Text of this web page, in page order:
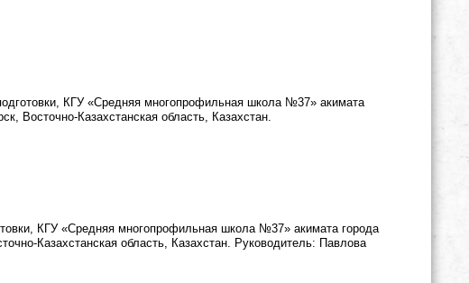
КГУ «Средняя многопрофильная школа №37» акимата
Восточно-Казахстанская область, Казахстан.
КГУ «Средняя многопрофильная школа №37» акимата города
Казахстанская область, Казахстан. Руководитель: Павлова